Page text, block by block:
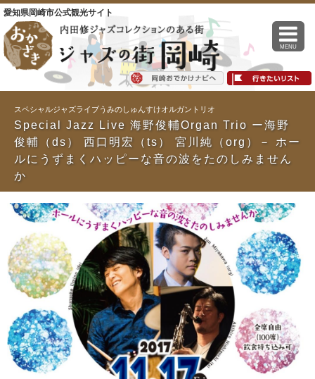
愛知県岡崎市公式観光サイト
MENU
スペシャルジャズライブうみのしゅんすけオルガントリオ
Special Jazz Live 海野俊輔Organ Trio ー海野
俊輔（ds） 西口明宏（ts） 宮川純（org）－ ホー
ルにうずまくハッピーな音の波をたのしみません
か